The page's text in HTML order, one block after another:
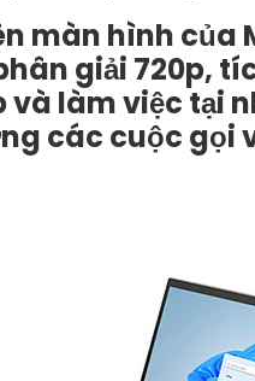
màn hình của
giải 720p,
và làm việc tại
các cuộc gọi